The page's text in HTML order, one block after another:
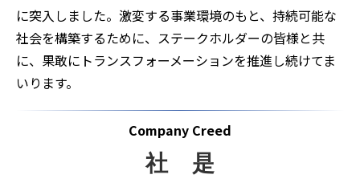
に突入しました。激変する事業環境のもと、持続可能な
社会を構築するために、ステークホルダーの皆様と共
に、果敢にトランスフォーメーションを推進し続けてま
いります。
Company Creed
社　是